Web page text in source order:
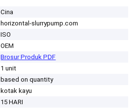
Cina
horizontal-slurrypump.com
ISO
OEM
Brosur Produk PDF
1 unit
based on quantity
kotak kayu
15 HARI